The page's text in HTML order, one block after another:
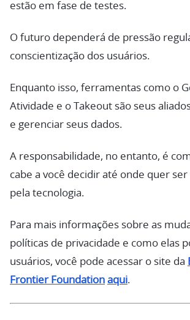
estão em fase de testes.
O futuro dependerá de pressão
conscientização dos usuários.
Enquanto isso, ferramentas como o
Atividade e o Takeout são seus
e gerenciar seus dados.
A responsabilidade, no entanto, é
cabe a você decidir até onde quer ser
pela tecnologia.
Para mais informações sobre as
políticas de privacidade e como elas
usuários, você pode acessar o site da
Frontier Foundation aqui.